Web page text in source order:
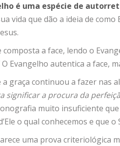
é uma espécie de
vida que dão a ideia de
composta a face, lendo o
O Evangelho autentica a face,
a graça continuou a fazer nas
significar a procura da
muito insuficiente
o qual conhecemos e que
uma prova criteriológica